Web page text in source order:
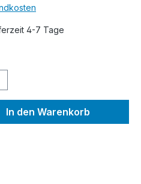
4-7 Tage
den
In den Warenkorb